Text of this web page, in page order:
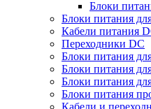
Блоки
Блоки питания
Кабели питания
Переходники DC
Блоки питания
Блоки питания
Блоки питания
Блоки питания
Кабели и